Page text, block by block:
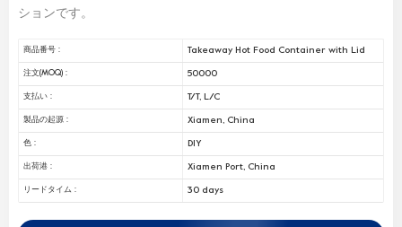
ションです。
商品番号 : Takeaway Hot Food Container with Lid
注文(MOQ) : 50000
支払い : T/T, L/C
製品の起源 : Xiamen, China
色 : DIY
出荷港 : Xiamen Port, China
リードタイム : 30 days